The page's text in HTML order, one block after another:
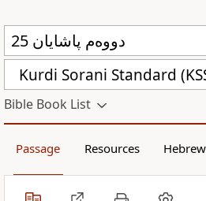
Kurdi Sorani Standard
Bible Book List
Passage Resources